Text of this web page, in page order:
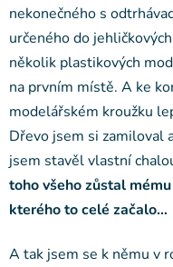
nekonečného s
určeného do
několik plastikových
na prvním místě. A ke
modelářském kroužku
Dřevo jsem si zamiloval
jsem stavěl vlastní
toho všeho zůstal
kterého to celé začalo…
A tak jsem se k němu v